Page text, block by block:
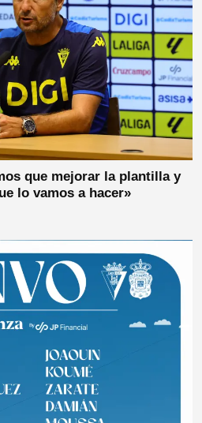
que mejorar la plantilla y
lo vamos a hacer»